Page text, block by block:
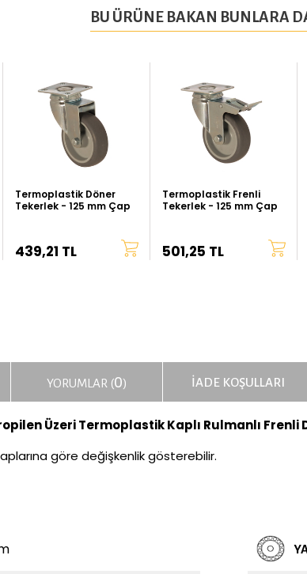
BU ÜRÜNE BAKAN BUNLARA
Termoplastik Döner
Tekerlek - 125 mm Çap
439,21 TL
Termoplastik Frenli
Tekerlek - 125 mm Çap
501,25 TL
YORUMLAR (0) İADE KOŞULLARI
Üzeri Termoplastik Kaplı Rulmanlı Frenli
göre değişkenlik gösterebilir.